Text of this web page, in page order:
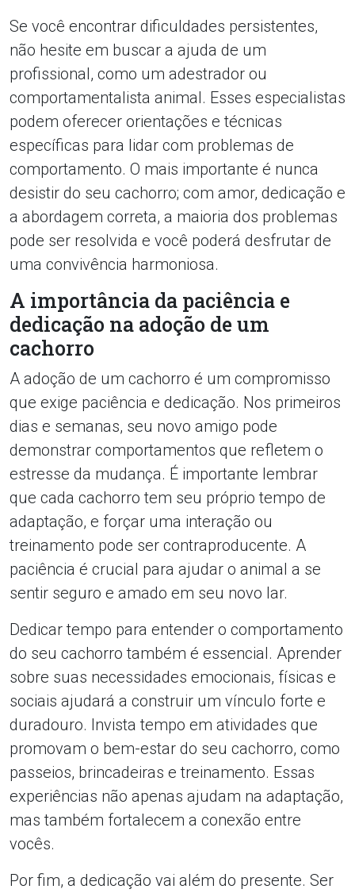
Se você encontrar dificuldades persistentes,
não hesite em buscar a ajuda de um
profissional, como um adestrador ou
comportamentalista animal. Esses especialistas
podem oferecer orientações e técnicas
específicas para lidar com problemas de
comportamento. O mais importante é nunca
desistir do seu cachorro; com amor, dedicação e
a abordagem correta, a maioria dos problemas
pode ser resolvida e você poderá desfrutar de
uma convivência harmoniosa.
A importância da paciência e
dedicação na adoção de um
cachorro
A adoção de um cachorro é um compromisso
que exige paciência e dedicação. Nos primeiros
dias e semanas, seu novo amigo pode
demonstrar comportamentos que refletem o
estresse da mudança. É importante lembrar
que cada cachorro tem seu próprio tempo de
adaptação, e forçar uma interação ou
treinamento pode ser contraproducente. A
paciência é crucial para ajudar o animal a se
sentir seguro e amado em seu novo lar.
Dedicar tempo para entender o comportamento
do seu cachorro também é essencial. Aprender
sobre suas necessidades emocionais, físicas e
sociais ajudará a construir um vínculo forte e
duradouro. Invista tempo em atividades que
promovam o bem-estar do seu cachorro, como
passeios, brincadeiras e treinamento. Essas
experiências não apenas ajudam na adaptação,
mas também fortalecem a conexão entre
vocês.
Por fim, a dedicação vai além do presente. Ser